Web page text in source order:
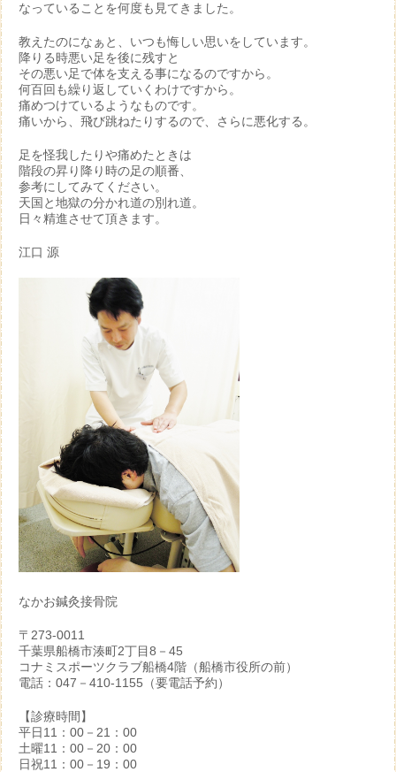
なっていることを何度も見てきました。
教えたのになぁと、いつも悔しい思いをしています。
降りる時悪い足を後に残すと
その悪い足で体を支える事になるのですから。
何百回も繰り返していくわけですから。
痛めつけているようなものです。
痛いから、飛び跳ねたりするので、さらに悪化する。
足を怪我したりや痛めたときは
階段の昇り降り時の足の順番、
参考にしてみてください。
天国と地獄の分かれ道の別れ道。
日々精進させて頂きます。
江口 源
なかお鍼灸接骨院
〒273-0011
千葉県船橋市湊町2丁目8－45
コナミスポーツクラブ船橋4階（船橋市役所の前）
電話：047－410-1155（要電話予約）
【診療時間】
平日11：00－21：00
土曜11：00－20：00
日祝11：00－19：00